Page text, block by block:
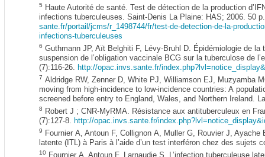
5 Haute Autorité de santé. Test de détection de la production
infections tuberculeuses. Saint-Denis La Plaine: HAS; 2006. 50
sante.fr/portail/jcms/r_1498744/fr/test-de-detection-de-la-
infections-tuberculeuses
6 Guthmann JP, Aït Belghiti F, Lévy-Bruhl D. Épidémiologie de
suspension de l’obligation vaccinale BCG sur la tuberculose de
(7):116-26. http://opac.invs.sante.fr/
7 Aldridge RW, Zenner D, White PJ, Williamson EJ, Muzyamba
moving from high-incidence to low-incidence countries: A
screened before entry to England, Wales, and Northern Ireland.
8 Robert J ; CNR-MyRMA. Résistance aux antituberculeux en
(7):127-8. http://opac.invs.sante.fr/
9 Fournier A, Antoun F, Collignon A, Muller G, Rouvier J, Ayache
latente (ITL) à Paris à l’aide d’un test interféron chez des sujets
10 Fournier A, Antoun F, Larnaudie S. L’infection tuberculeuse